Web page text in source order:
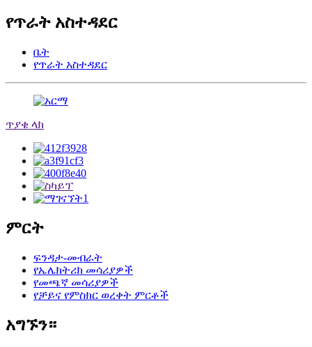
የጥራት አስተዳደር
ቤት
የጥራት አስተዳደር
ጥያቄ ላክ
ምርት
ፍንዳታ-መብራት
የኤሌክትሪክ መሳሪያዎች
የመጫኛ መሳሪያዎች
የቻይና የምስክር ወረቀት ምርቶች
አግኙን።